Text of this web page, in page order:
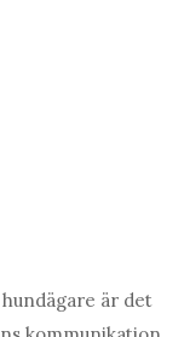
är det